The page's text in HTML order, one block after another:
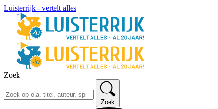
Luisterrijk - vertelt alles
Zoek
Zoek